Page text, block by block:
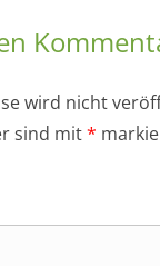
wird nicht
sind mit*